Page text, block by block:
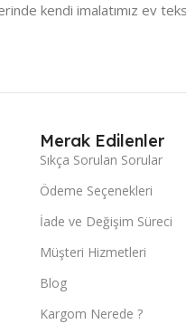
kendi imalatımız ev
Merak Edilenler
Sıkça Sorulan Sorular
Ödeme Seçenekleri
İade ve Değişim Süreci
Müşteri Hizmetleri
Blog
Kargom Nerede ?